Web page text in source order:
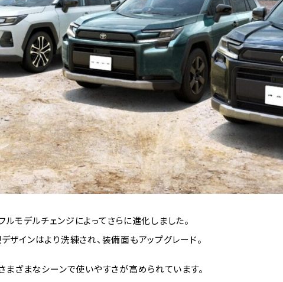
ルモデルチェンジによってさらに進化しました。
ザインはより洗練され、装備面もアップグレード。
まざまなシーンで使いやすさが高められています。